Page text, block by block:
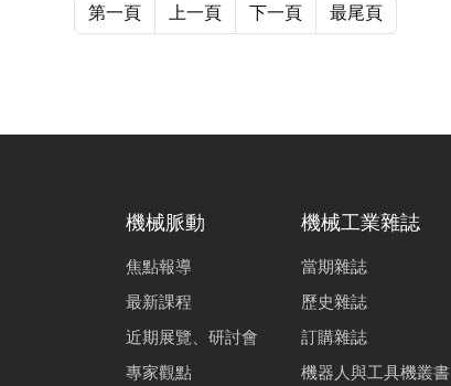
第一頁 上一頁 下一頁 最尾頁
機械脈動
焦點報導
最新課程
近期展覽、研討會
專家觀點
機械工業雜誌
當期雜誌
歷史雜誌
訂購雜誌
機器人與工具機叢書